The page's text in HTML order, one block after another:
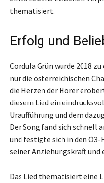
thematisiert.
Erfolg und
Cordula Grün wurde 2018
nur die österreichischen
die Herzen der Hörer
diesem Lied ein
Uraufführung und dem
Der Song fand sich schnell
und festigte sich in den
seiner Anziehungskraft und
Das Lied thematisiert eine